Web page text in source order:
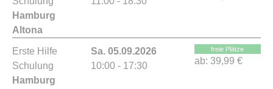
Hamburg
Altona
Erste Hilfe
Schulung
Hamburg
Sa. 05.09.2026
10:00 - 17:30
freie Plätze
ab: 39,99 €